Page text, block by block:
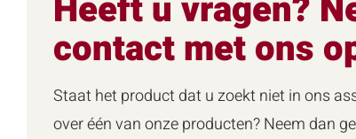
contact met ons
Staat het product dat u zoekt niet in ons
over één van onze producten? Neem dan